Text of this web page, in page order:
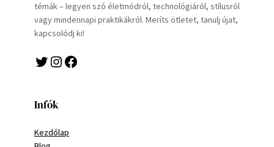
témák – legyen szó életmódról, technológiáról, stílusról
vagy mindennapi praktikákról. Meríts ötletet, tanulj újat,
kapcsolódj ki!
Twitter Instagram Facebook
Infók
Kezdőlap